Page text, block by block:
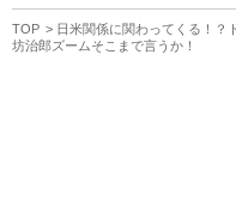
TOP
日米関係に関わってくる！？
坊治郎ズームそこまで言うか！